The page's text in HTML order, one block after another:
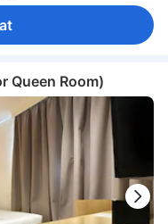
Queen Room)